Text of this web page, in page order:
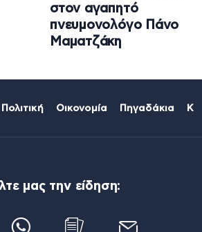
στον αγαπητό
πνευμονολόγο Πάνο
Μαματζάκη
Πολιτική Οικονομία Πηγαδάκια
μας την είδηση: